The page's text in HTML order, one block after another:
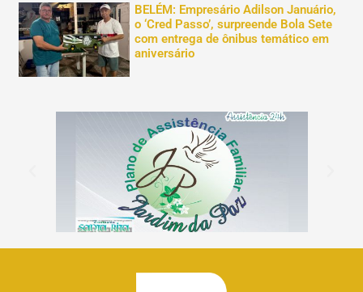
BELÉM: Empresário Adilson Januário,
o ‘Cred Passo’, surpreende Bola Sete
com entrega de ônibus temático em
aniversário